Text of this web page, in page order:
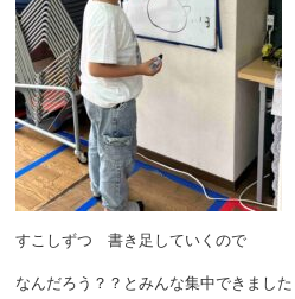
すこしずつ 書き足していくので
なんだろう？？とみんな集中できました